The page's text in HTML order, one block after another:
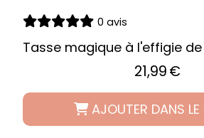
0 avis
Tasse magique à l'effigie
21,99€
AJOUTER DANS LE